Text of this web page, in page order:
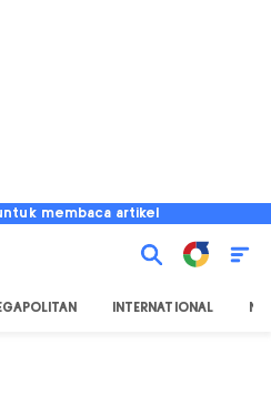
membaca artikel
INTERNATIONAL